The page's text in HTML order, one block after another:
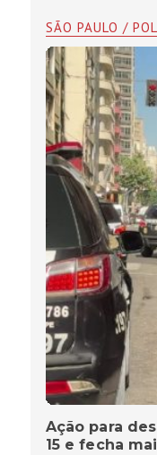
SÃO PAULO /
Ação para
15 e fecha